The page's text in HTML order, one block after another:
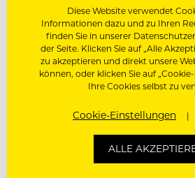
Diese Website verwendet
Informationen dazu und zu Ihren
finden Sie in unserer
der Seite. Klicken Sie auf „Alle
zu akzeptieren und direkt unsere
können, oder klicken Sie auf
Ihre Cookies selbst zu
Cookie-Einstellungen
ALLE